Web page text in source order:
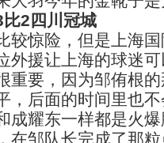
2四川冠城
惊险，但是上海国
外援让上海的球迷
重要，因为邹侑根
，后面的时间里也
成耀东一样都是火
在邹队长完成了那